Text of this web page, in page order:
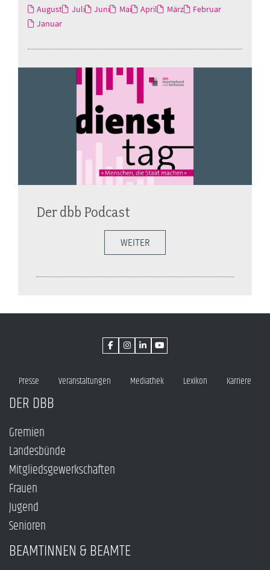
August
Juli Juni Mai April März
Februar
Januar
Der dbb Podcast
WEITER
Presse Veranstaltungen Mediathek Lexikon Karriere
DER DBB
Gremien
Landesbünde
Mitgliedsgewerkschaften
Frauen
Jugend
Senioren
BEAMTINNEN & BEAMTE